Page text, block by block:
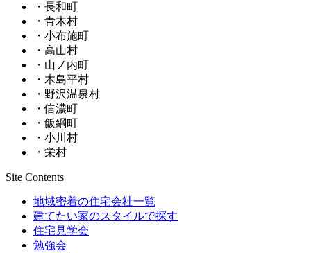
・長和町
・青木村
・小布施町
・高山村
・山ノ内町
・木島平村
・野沢温泉村
・信濃町
・飯綱町
・小川村
・栄村
Site Contents
地域密着の住宅会社一覧
建てたい家のスタイルで探す
住宅見学会
勉強会